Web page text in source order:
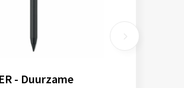
- Duurzame